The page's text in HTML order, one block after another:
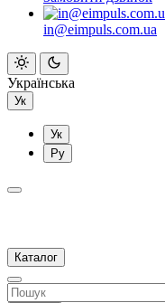
in@eimpuls.com.ua
Українська
Ук
Ук
Ру
Каталог